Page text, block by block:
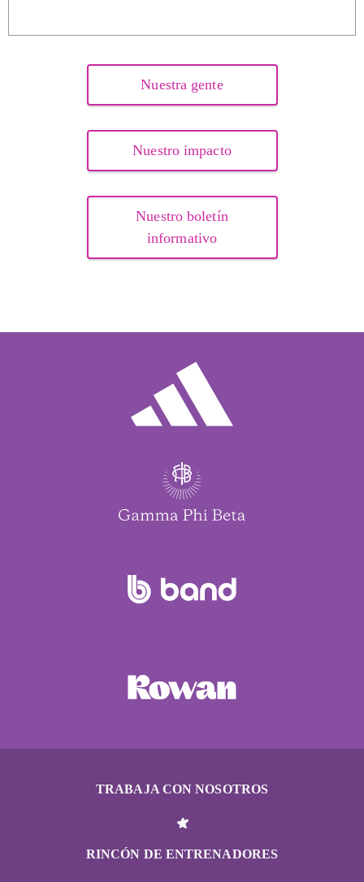
Nuestra gente
Nuestro impacto
Nuestro boletín
informativo
TRABAJA CON NOSOTROS
RINCÓN DE ENTRENADORES